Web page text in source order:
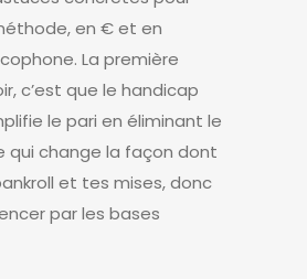
en € et en
La première
c’est que le handicap
le pari en éliminant le
qui change la façon dont
et tes mises, donc
par les bases